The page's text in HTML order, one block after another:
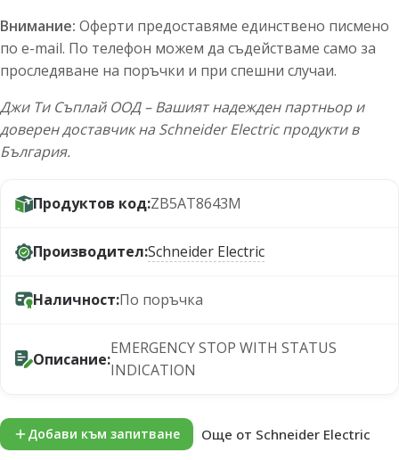
Внимание: Оферти предоставяме единствено писмено
по e-mail. По телефон можем да съдействаме само за
проследяване на поръчки и при спешни случаи.
Джи Ти Съплай ООД – Вашият надежден партньор и
доверен доставчик на Schneider Electric продукти в
България.
Продуктов код:ZB5AT8643M
Производител:Schneider Electric
Наличност:По поръчка
Описание:
EMERGENCY STOP WITH STATUS
INDICATION
Добави към запитване Още от Schneider Electric